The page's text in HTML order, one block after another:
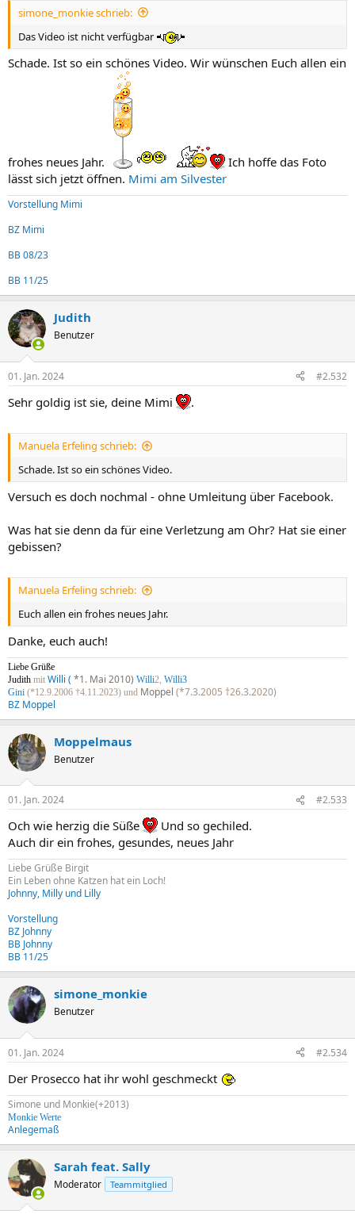
simone_monkie schrieb:
Das Video ist nicht verfügbar
Schade. Ist so ein schönes Video. Wir wünschen Euch allen ein
frohes neues Jahr.
Ich hoffe das Foto
lässt sich jetzt öffnen. Mimi am Silvester
Vorstellung Mimi
BZ Mimi
BB 08/23
BB 11/25
Judith
Benutzer
01. Jan. 2024 #2.532
Sehr goldig ist sie, deine Mimi .
Manuela Erfeling schrieb:
Schade. Ist so ein schönes Video.
Versuch es doch nochmal - ohne Umleitung über Facebook.
Was hat sie denn da für eine Verletzung am Ohr? Hat sie einer
gebissen?
Manuela Erfeling schrieb:
Euch allen ein frohes neues Jahr.
Danke, euch auch!
Liebe Grüße
Judith mit Willi ( *1. Mai 2010) Willi2, Willi3
Gini (*12.9.2006 †4.11.2023) und Moppel (*7.3.2005 †26.3.2020)
BZ Moppel
Moppelmaus
Benutzer
01. Jan. 2024 #2.533
Och wie herzig die Süße
Und so gechiled.
Auch dir ein frohes, gesundes, neues Jahr
Liebe Grüße Birgit
Ein Leben ohne Katzen hat ein Loch!
Johnny, Milly und Lilly
Vorstellung
BZ Johnny
BB Johnny
BB 11/25
simone_monkie
Benutzer
01. Jan. 2024 #2.534
Der Prosecco hat ihr wohl geschmeckt
Simone und Monkie(+2013)
Monkie Werte
Anlegemaß
Sarah feat. Sally
Moderator Teammitglied